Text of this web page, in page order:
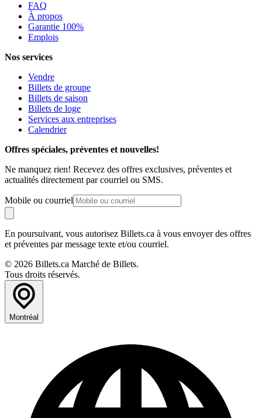
FAQ
À propos
Garantie 100%
Emplois
Nos services
Vendre
Billets de groupe
Billets de saison
Billets de loge
Services aux entreprises
Calendrier
Offres spéciales, préventes et nouvelles!
Ne manquez rien! Recevez des offres exclusives, préventes et
actualités directement par courriel ou SMS.
Mobile ou courriel
En poursuivant, vous autorisez Billets.ca à vous envoyer des offres
et préventes par message texte et/ou courriel.
© 2026 Billets.ca Marché de Billets.
Tous droits réservés.
Montréal